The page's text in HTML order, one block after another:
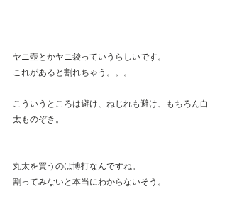
ヤニ壺とかヤニ袋っていうらしいです。
これがあると割れちゃう。。。
こういうところは避け、ねじれも避け、もちろん白
太ものぞき。
丸太を買うのは博打なんですね。
割ってみないと本当にわからないそう。